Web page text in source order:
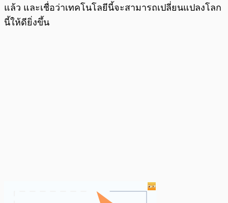
แล้ว และเชื่อว่าเทคโนโลยีนี้จะสามารถเปลี่ยนแปลงโลก
นี้ให้ดียิ่งขึ้น